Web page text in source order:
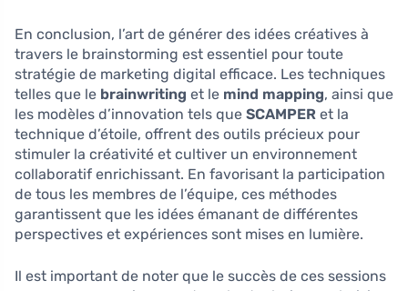
En conclusion, l’art de générer des idées créatives à
travers le brainstorming est essentiel pour toute
stratégie de marketing digital efficace. Les techniques
telles que le brainwriting et le mind mapping, ainsi que
les modèles d’innovation tels que SCAMPER et la
technique d’étoile, offrent des outils précieux pour
stimuler la créativité et cultiver un environnement
collaboratif enrichissant. En favorisant la participation
de tous les membres de l’équipe, ces méthodes
garantissent que les idées émanant de différentes
perspectives et expériences sont mises en lumière.
Il est important de noter que le succès de ces sessions